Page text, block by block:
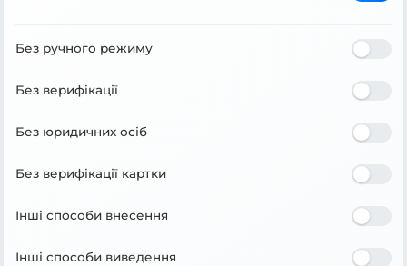
Без ручного режиму
Без верифікації
Без юридичних осіб
Без верифікації картки
Інші способи внесення
Інші способи виведення